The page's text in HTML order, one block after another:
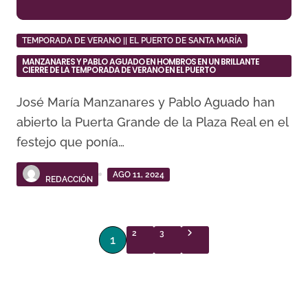
TEMPORADA DE VERANO || EL PUERTO DE SANTA MARÍA
MANZANARES Y PABLO AGUADO EN HOMBROS EN UN BRILLANTE
CIERRE DE LA TEMPORADA DE VERANO EN EL PUERTO
José María Manzanares y Pablo Aguado han
abierto la Puerta Grande de la Plaza Real en el
festejo que ponía…
REDACCIÓN
AGO 11, 2024
P1 2 3